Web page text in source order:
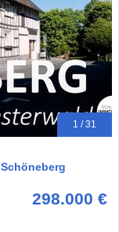
1 / 31
298.000 €